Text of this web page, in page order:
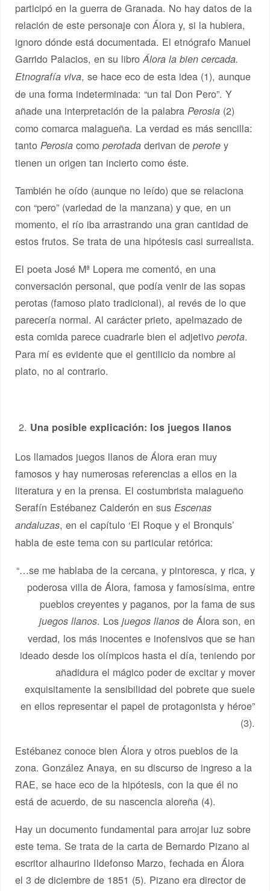
participó en la guerra de Granada. No hay datos de la
relación de este personaje con Álora y, si la hubiera,
ignoro dónde está documentada. El etnógrafo Manuel
Garrido Palacios, en su libroÁlora la bien cercada.
Etnografía viva, se hace eco de esta idea (1), aunque
de una forma indeterminada: “un tal Don Pero”. Y
añade una interpretación de la palabraPerosia (2)
como comarca malagueña. La verdad es más sencilla:
tantoPerosiacomoperotada derivan deperote y
tienen un origen tan incierto como éste.
También he oído (aunque no leído) que se relaciona
con “pero” (variedad de la manzana) y que, en un
momento, el río iba arrastrando una gran cantidad de
estos frutos. Se trata de una hipótesis casi surrealista.
El poeta José Mª Lopera me comentó, en una
conversación personal, que podía venir de las sopas
perotas (famoso plato tradicional), al revés de lo que
parecería normal. Al carácter prieto, apelmazado de
esta comida parece cuadrarle bien el adjetivoperota.
Para mí es evidente que el gentilicio da nombre al
plato, no al contrario.
Una posible explicación: los juegos llanos
Los llamados juegos llanos de Álora eran muy
famosos y hay numerosas referencias a ellos en la
literatura y en la prensa. El costumbrista malagueño
Serafín Estébanez Calderón en susEscenas
andaluzas, en el capítulo ‘El Roque y el Bronquis’
habla de este tema con su particular retórica:
“…se me hablaba de la cercana, y pintoresca, y rica, y
poderosa villa de Álora, famosa y famosísima, entre
pueblos creyentes y paganos, por la fama de sus
juegos llanos. Los juegos llanosde Álora son, en
verdad, los más inocentes e inofensivos que se han
ideado desde los olímpicos hasta el día, teniendo por
añadidura el mágico poder de excitar y mover
exquisitamente la sensibilidad del pobrete que suele
en ellos representar el papel de protagonista y héroe”
(3).
Estébanez conoce bien Álora y otros pueblos de la
zona. González Anaya, en su discurso de ingreso a la
RAE, se hace eco de la hipótesis, con la que él no
está de acuerdo, de su nascencia aloreña (4).
Hay un documento fundamental para arrojar luz sobre
este tema. Se trata de la carta de Bernardo Pizano al
escritor alhaurino Ildefonso Marzo, fechada en Álora
el 3 de diciembre de 1851 (5). Pizano era director de